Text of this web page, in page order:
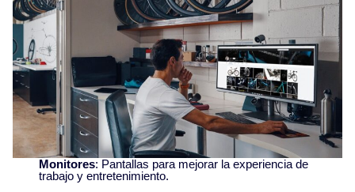
Monitores: Pantallas para mejorar la experiencia de
trabajo y entretenimiento.